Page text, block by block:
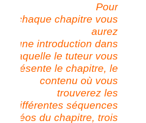
Pour
chaque chapitre vous
aurez
une introduction dans
laquelle le tuteur vous
présente le chapitre, le
contenu où vous
trouverez les
différentes séquences
vidéos du chapitre, trois